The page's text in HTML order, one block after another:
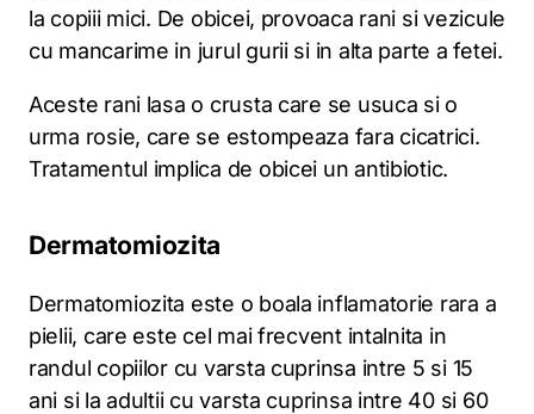
la copiii mici. De obicei, provoaca rani si vezicule
cu mancarime in jurul gurii si in alta parte a fetei.
Aceste rani lasa o crusta care se usuca si o
urma rosie, care se estompeaza fara cicatrici.
Tratamentul implica de obicei un antibiotic.
Dermatomiozita
Dermatomiozita este o boala inflamatorie rara a
pielii, care este cel mai frecvent intalnita in
randul copiilor cu varsta cuprinsa intre 5 si 15
ani si la adultii cu varsta cuprinsa intre 40 si 60